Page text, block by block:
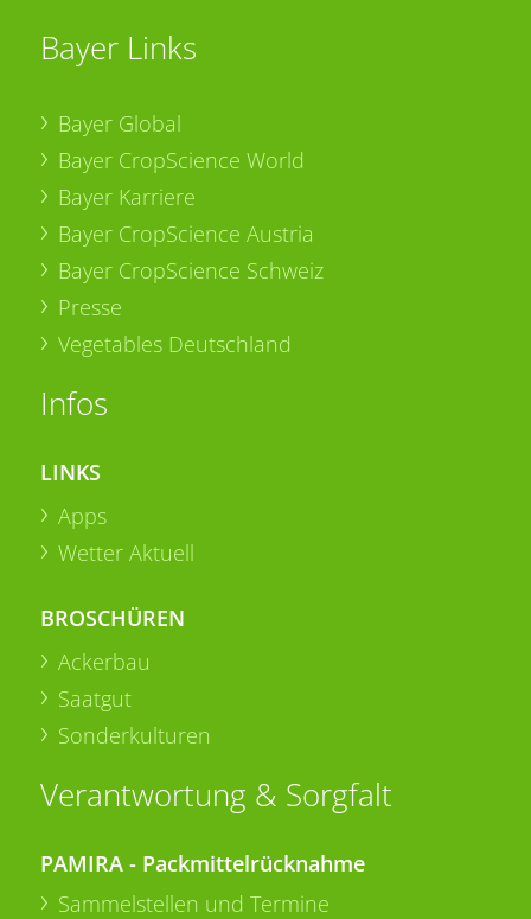
Bayer Links
Bayer Global
Bayer CropScience World
Bayer Karriere
Bayer CropScience Austria
Bayer CropScience Schweiz
Presse
Vegetables Deutschland
Infos
LINKS
Apps
Wetter Aktuell
BROSCHÜREN
Ackerbau
Saatgut
Sonderkulturen
Verantwortung & Sorgfalt
PAMIRA - Packmittelrücknahme
Sammelstellen und Termine